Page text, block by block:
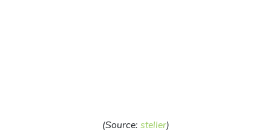
(Source: steller)